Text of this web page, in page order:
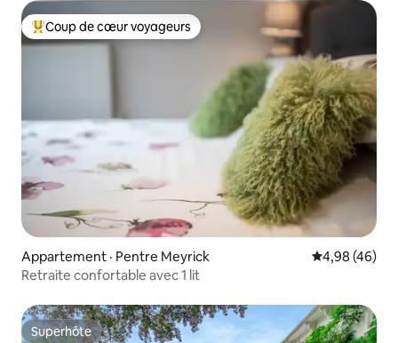
Coup de cœur voyageurs parmi les plus aimés
Coup de cœur voyageurs
Appartement · Pentre Meyrick Note
4,98 (46)
Retraite confortable avec 1 lit
Superhôte
Superhôte